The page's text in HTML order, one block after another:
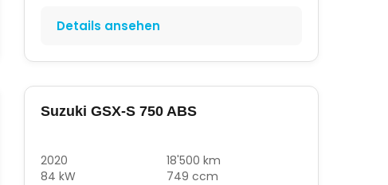
Details ansehen
Suzuki GSX-S 750 ABS
2020
18'500 km
84 kW
749 ccm